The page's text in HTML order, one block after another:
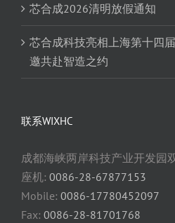
芯合成2026清明放假通知
芯合成科技亮相上海第十四
邀共赴智造之约
联系WIXHC
成都海峡两岸科技产业开发园
座机: 0086-28-67877153
Mobile: 0086-17780452097
Fax: 0086-28-81701768